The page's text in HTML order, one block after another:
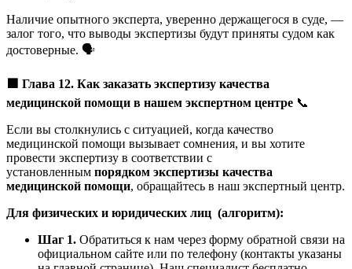
Наличие опытного эксперта, уверенно держащегося в суде, —
залог того, что выводы экспертизы будут приняты судом как
достоверные. 🗣️
Глава 12. Как заказать экспертизу качества
медицинской помощи в нашем экспертном центре 📞
Если вы столкнулись с ситуацией, когда качество
медицинской помощи вызывает сомнения, и вы хотите
провести экспертизу в соответствии с
установленным порядком экспертизы качества
медицинской помощи, обращайтесь в наш экспертный центр.
Для физических и юридических лиц (алгоритм):
Шаг 1. Обратиться к нам через форму обратной связи на
официальном сайте или по телефону (контакты указаны